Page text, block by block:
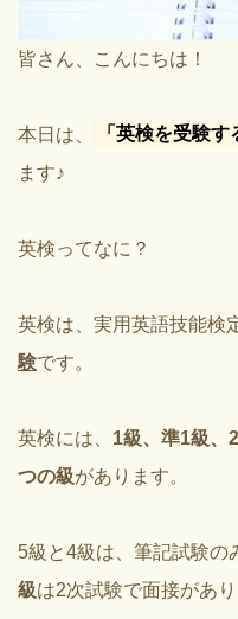
皆さん、こんにちは！
本日は、 「英検を受験す
ます♪
英検ってなに？
英検は、実用英語技能検
験です。
英検には、 1級、準1級、
つの級があります。
5級と4級は、筆記試験の
級は2次試験で面接があり